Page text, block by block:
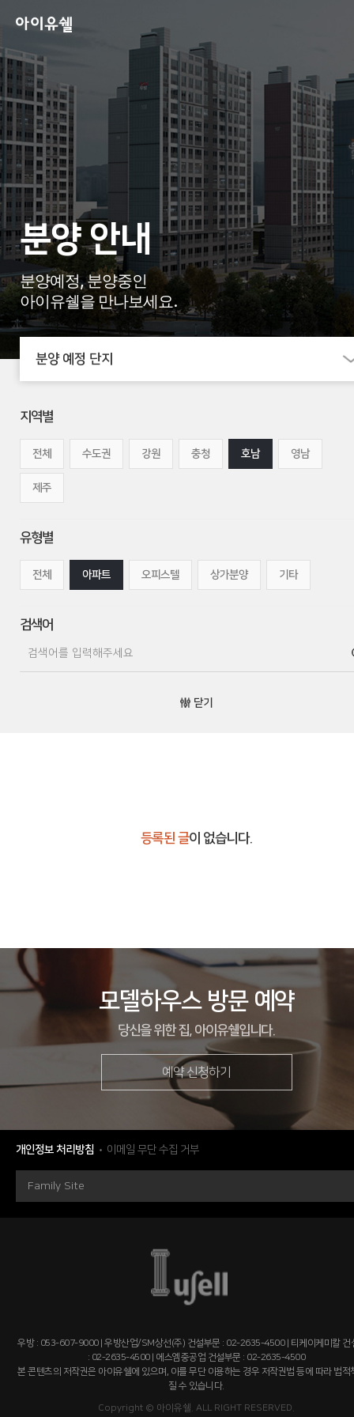
분양 안내
분양예정, 분양중인
아이유쉘을 만나보세요.
분양 예정 단지
지역별
전체 수도권 강원 충청 호남 영남
제주
유형별
전체 아파트 오피스텔 상가분양 기타
검색어
닫기
등록된 글이 없습니다.
모델하우스 방문 예약
당신을 위한 집, 아이유쉘입니다.
예약 신청하기
개인정보 처리방침 이메일 무단 수집 거부
Family Site
우방 : 053-607-9000 | 우방산업/SM상선(주) 건설부문 : 02-2635-4500 | 티케이케미칼 건
: 02-2635-4500 | 에스엠중공업 건설부문 : 02-2635-4500
본 콘텐츠의 저작권은 아이유쉘에 있으며, 이를 무단 이용하는 경우 저작권법 등에 따라 법적
질 수 있습니다.
Copyright © 아이유쉘. ALL RIGHT RESERVED.